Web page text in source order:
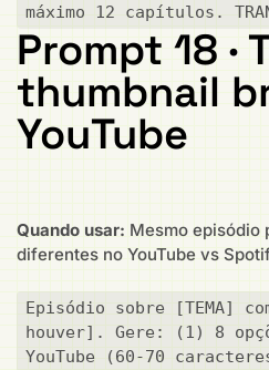
máximo 12 capítulos.
Prompt 18 ·
thumbnail
YouTube
Quando usar: Mesmo episódio
diferentes no YouTube vs
Episódio sobre [TEMA] com
houver]. Gere: (1) 8
YouTube (60-70